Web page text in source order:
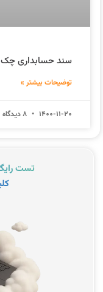
سند حسابداری چک
توضیحات بیشتر »
1400-11-20
تست